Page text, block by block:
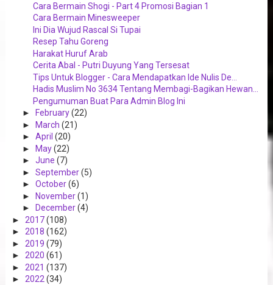
Cara Bermain Shogi - Part 4 Promosi Bagian 1
Cara Bermain Minesweeper
Ini Dia Wujud Rascal Si Tupai
Resep Tahu Goreng
Harakat Huruf Arab
Cerita Abal - Putri Duyung Yang Tersesat
Tips Untuk Blogger - Cara Mendapatkan Ide Nulis De...
Hadis Muslim No 3634 Tentang Membagi-Bagikan Hewan...
Pengumuman Buat Para Admin Blog Ini
►
February(22)
► March (21)
► April (20)
► May(22)
► June (7)
► September(5)
► October(6)
► November(1)
►
December(4)
► 2017(108)
► 2018 (162)
► 2019 (79)
► 2020 (61)
► 2021 (137)
► 2022 (34)